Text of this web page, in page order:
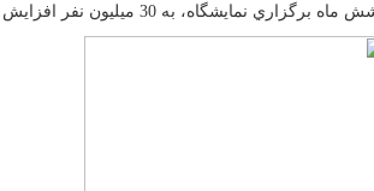
به 30 ميليون نفر افزايش يابد.